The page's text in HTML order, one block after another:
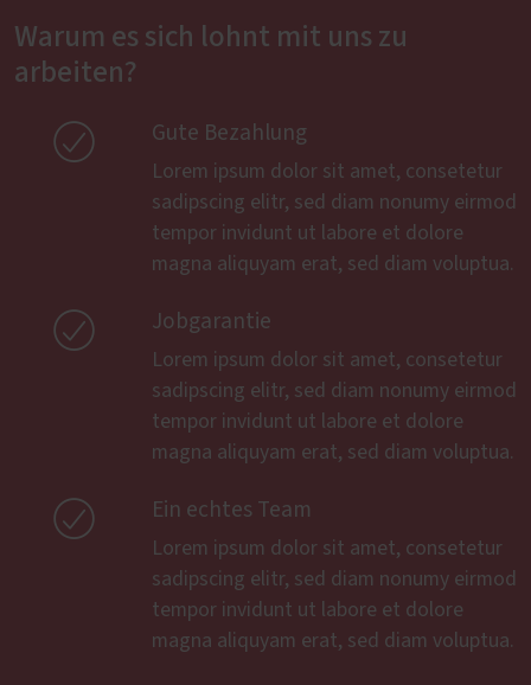
Warum es sich lohnt mit uns zu
arbeiten?
 Gute Bezahlung
Lorem ipsum dolor sit amet, consetetur
sadipscing elitr, sed diam nonumy eirmod
tempor invidunt ut labore et dolore
magna aliquyam erat, sed diam voluptua.
 Jobgarantie
Lorem ipsum dolor sit amet, consetetur
sadipscing elitr, sed diam nonumy eirmod
tempor invidunt ut labore et dolore
magna aliquyam erat, sed diam voluptua.
 Ein echtes Team
Lorem ipsum dolor sit amet, consetetur
sadipscing elitr, sed diam nonumy eirmod
tempor invidunt ut labore et dolore
magna aliquyam erat, sed diam voluptua.